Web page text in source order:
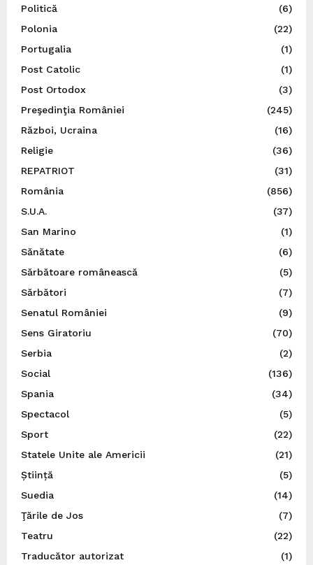
Politică
(6)
Polonia
(22)
Portugalia
(1)
Post Catolic
(1)
Post Ortodox
(3)
Preşedinţia României
(245)
Război, Ucraina
(16)
Religie
(36)
REPATRIOT
(31)
România
(856)
S.U.A.
(37)
San Marino
(1)
Sănătate
(6)
Sărbătoare românească
(5)
Sărbători
(7)
Senatul României
(9)
Sens Giratoriu
(70)
Serbia
(2)
Social
(136)
Spania
(34)
Spectacol
(5)
Sport
(22)
Statele Unite ale Americii
(21)
Știință
(5)
Suedia
(14)
Ţările de Jos
(7)
Teatru
(22)
Traducător autorizat
(1)